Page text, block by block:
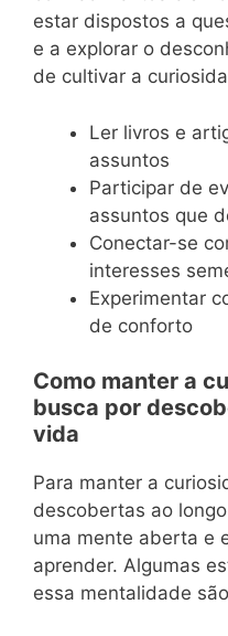
estar dispostos a
e a explorar o
de cultivar a
Ler livros e
assuntos
Participar de
assuntos que
Conectar-se
interesses
Experimentar
de conforto
Como manter a
busca por
vida
Para manter a
descobertas ao
uma mente aberta e
aprender. Algumas
essa mentalidade